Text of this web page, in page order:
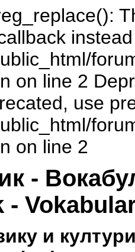
on line 2
use
on line 2
-
-
и